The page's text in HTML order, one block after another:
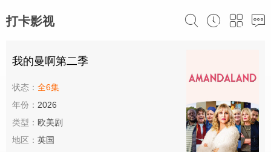
打卡影视
我的曼啊第二季
状态： 全6集
年份： 2026
类型： 欧美剧
地区： 英国